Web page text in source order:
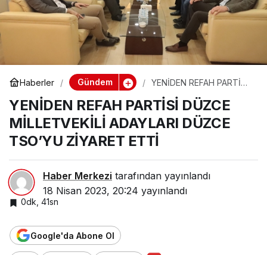
Haberler Gündem
YENİDEN REFAH PARTİSİ
ADAYLARI DÜZCE
TSO’YU ZİYARET ETTİ
YENİDEN REFAH PARTİSİ DÜZCE
MİLLETVEKİLİ ADAYLARI DÜZCE
TSO’YU ZİYARET ETTİ
Haber Merkezi tarafından yayınlandı
18 Nisan 2023, 20:24 yayınlandı
0dk, 41sn
Google'da Abone Ol